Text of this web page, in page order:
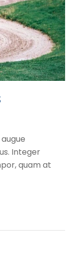
Integer
quam at